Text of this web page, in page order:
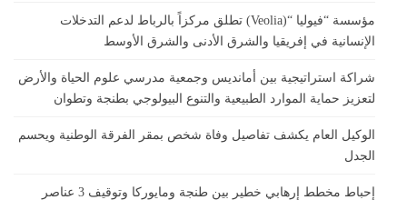
مؤسسة “فيوليا “(Veolia) تطلق مركزاً بالرباط لدعم التدخلات
الإنسانية في إفريقيا والشرق الأدنى والشرق الأوسط
شراكة استراتيجية بين أمانديس وجمعية مدرسي علوم الحياة والأرض
لتعزيز حماية الموارد الطبيعية والتنوع البيولوجي بطنجة وتطوان
الوكيل العام يكشف تفاصيل وفاة شخص بمقر الفرقة الوطنية ويحسم
الجدل
إحباط مخطط إرهابي خطير بين طنجة ومايوركا وتوقيف 3 عناصر